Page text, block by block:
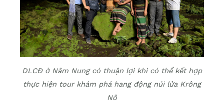
DLCĐ ở Nâm Nung có thuận lợi khi có thể kết hợp
thực hiện tour khám phá hang động núi lửa Krông
Nô